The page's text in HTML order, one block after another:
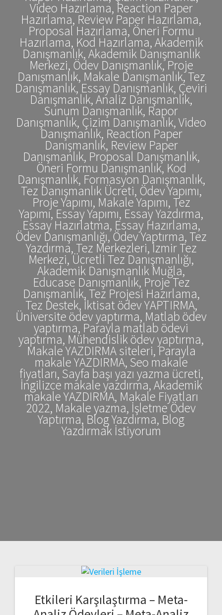
Video Hazırlama, Reaction Paper
Hazırlama, Review Paper Hazırlama,
Proposal Hazırlama, Öneri Formu
Hazırlama, Kod Hazırlama, Akademik
Danışmanlık, Akademik Danışmanlık
Merkezi, Ödev Danışmanlık, Proje
Danışmanlık, Makale Danışmanlık, Tez
Danışmanlık, Essay Danışmanlık, Çeviri
Danışmanlık, Analiz Danışmanlık,
Sunum Danışmanlık, Rapor
Danışmanlık, Çizim Danışmanlık, Video
Danışmanlık, Reaction Paper
Danışmanlık, Review Paper
Danışmanlık, Proposal Danışmanlık,
Öneri Formu Danışmanlık, Kod
Danışmanlık, Formasyon Danışmanlık,
Tez Danışmanlık Ücreti, Ödev Yapımı,
Proje Yapımı, Makale Yapımı, Tez
Yapımı, Essay Yapımı, Essay Yazdırma,
Essay Hazırlatma, Essay Hazırlama,
Ödev Danışmanlığı, Ödev Yaptırma, Tez
Yazdırma, Tez Merkezleri, İzmir Tez
Merkezi, Ücretli Tez Danışmanlığı,
Akademik Danışmanlık Muğla,
Educase Danışmanlık, Proje Tez
Danışmanlık, Tez Projesi Hazırlama,
Tez Destek, İktisat ödev YAPTIRMA,
Üniversite ödev yaptırma, Matlab ödev
yaptırma, Parayla matlab ödevi
yaptırma, Mühendislik ödev yaptırma,
Makale YAZDIRMA siteleri, Parayla
makale YAZDIRMA, Seo makale
fiyatları, Sayfa başı yazı yazma ücreti,
İngilizce makale yazdırma, Akademik
makale YAZDIRMA, Makale Fiyatları
2022, Makale yazma, İşletme Ödev
Yaptırma, Blog Yazdırma, Blog
Yazdırmak İstiyorum
Etkileri Karşılaştırma – Meta-